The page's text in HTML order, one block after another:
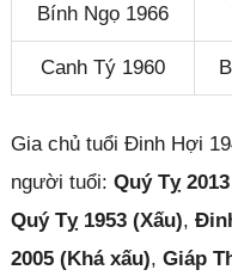
Bính Ngọ 1966
Canh Tý 1960
Gia chủ tuổi Đinh Hợi
người tuổi: Quý Tỵ
Quý Tỵ 1953 (Xấu),
2005 (Khá xấu), Giáp